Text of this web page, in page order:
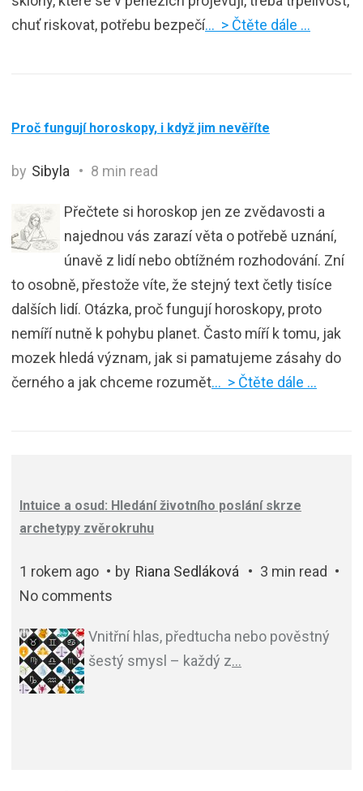
chuť riskovat, potřebu bezpečí… > Čtěte dále …
Proč fungují horoskopy, i když jim nevěříte
by Sibyla 8 min read
Přečtete si horoskop jen ze zvědavosti a
najednou vás zarazí věta o potřebě uznání,
únavě z lidí nebo obtížném rozhodování. Zní
to osobně, přestože víte, že stejný text četly tisíce
dalších lidí. Otázka, proč fungují horoskopy, proto
nemíří nutně k pohybu planet. Často míří k tomu, jak
mozek hledá význam, jak si pamatujeme zásahy do
černého a jak chceme rozumět… > Čtěte dále …
Intuice a osud: Hledání životního poslání skrze
archetypy zvěrokruhu
1 rokem ago by Riana Sedláková
3 min read
No comments
Vnitřní hlas, předtucha nebo pověstný
šestý smysl – každý z…